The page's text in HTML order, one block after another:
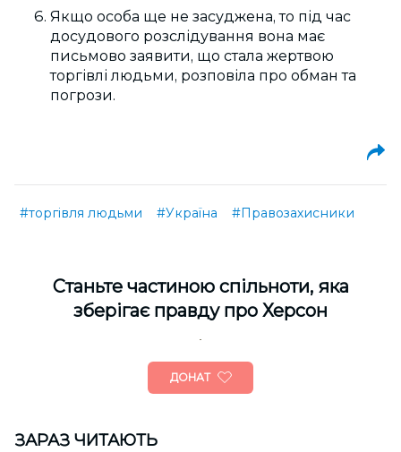
Якщо особа ще не засуджена, то під час
досудового розслідування вона має
письмово заявити, що стала жертвою
торгівлі людьми, розповіла про обман та
погрози.
#торгівля людьми #Україна #Правозахисники
Cтаньте частиною спільноти, яка
зберігає правду про Херсон
ДОНАТ
ЗАРАЗ ЧИТАЮТЬ